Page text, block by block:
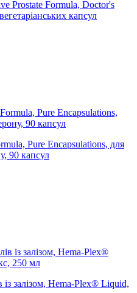
Prostate Formula, Doctor's
капсул
Pure Encapsulations, для
90 капсул
із залізом, Hema-Plex® Liquid,